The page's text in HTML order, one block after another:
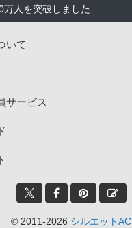
人を突破しました
いて
サービス
© 2011-2026 シルエットAC